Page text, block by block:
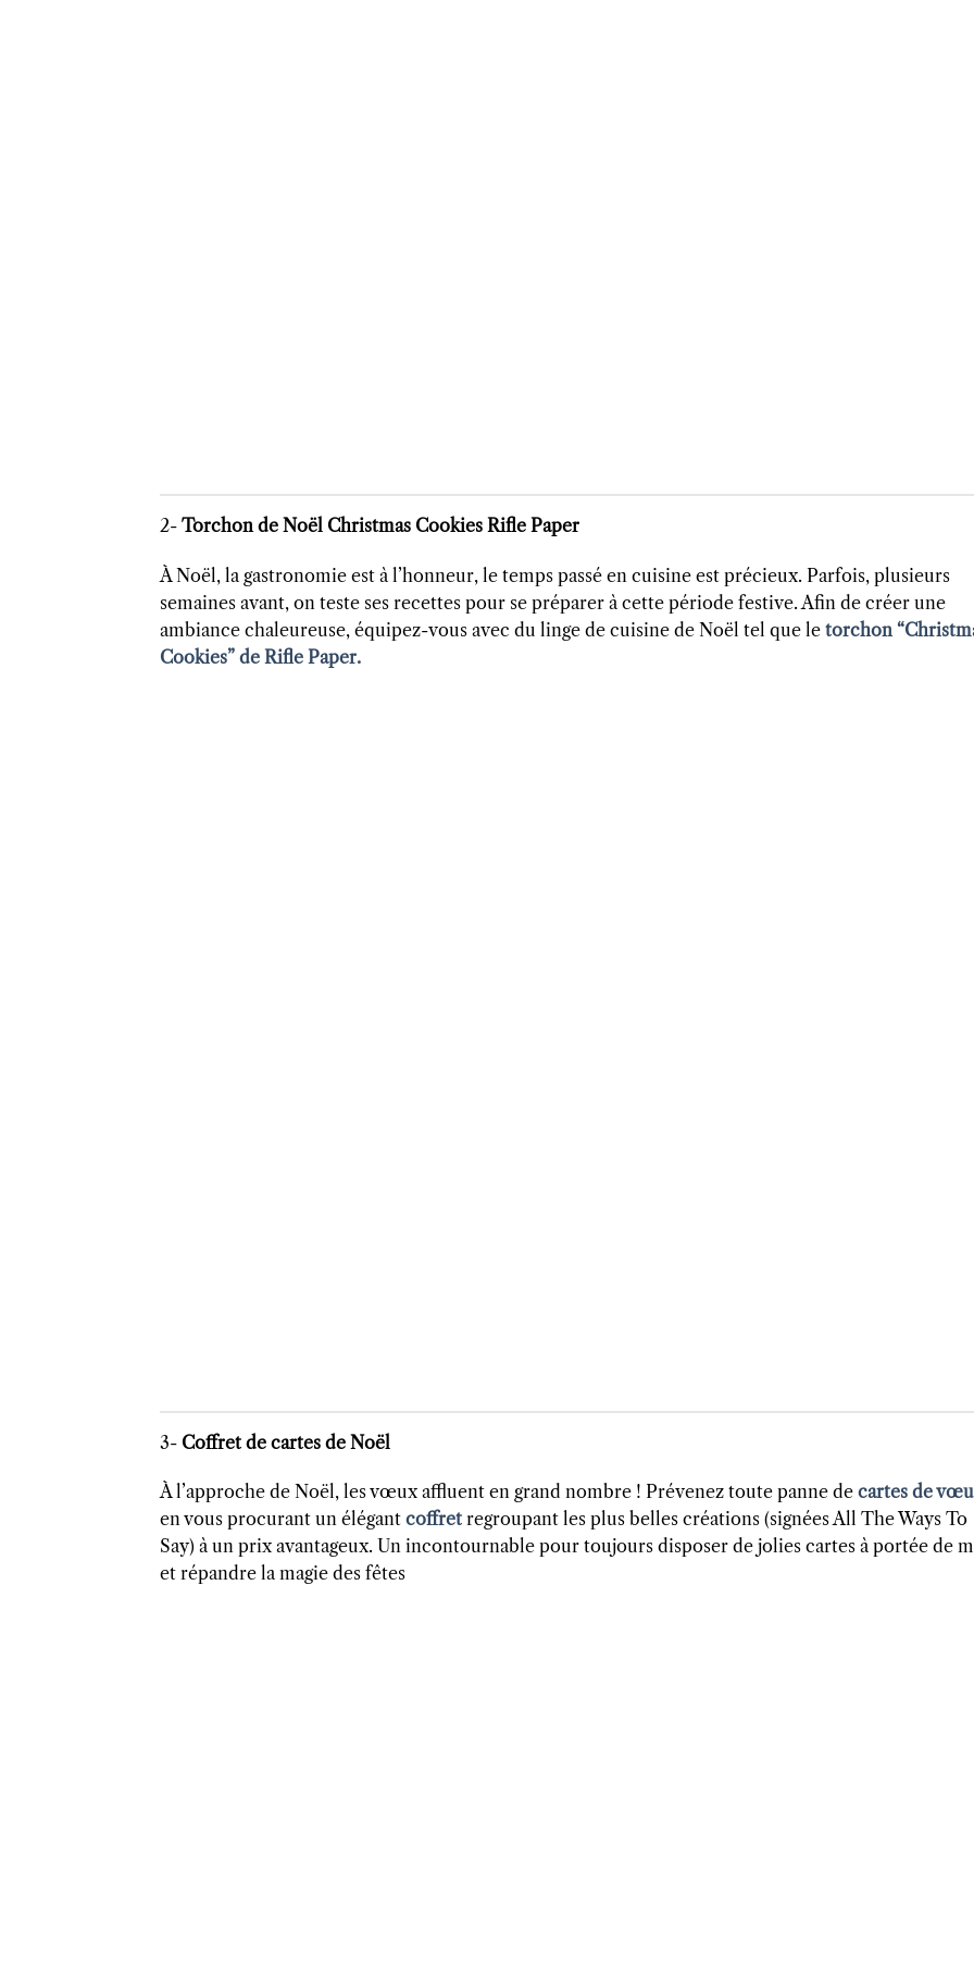
2- Torchon de Noël Christmas Cookies Rifle Paper
À Noël, la gastronomie est à l’honneur, le temps passé en cuisine est précieux. Parfois, plusieurs
semaines avant, on teste ses recettes pour se préparer à cette période festive. Afin de créer une
ambiance chaleureuse, équipez-vous avec du linge de cuisine de Noël tel que le torchon
Cookies” de Rifle Paper.
3- Coffret de cartes de Noël
À l’approche de Noël, les vœux affluent en grand nombre ! Prévenez toute panne de cartes de
en vous procurant un élégant coffret regroupant les plus belles créations (signées All The Ways To
Say) à un prix avantageux. Un incontournable pour toujours disposer de jolies cartes à portée de
et répandre la magie des fêtes